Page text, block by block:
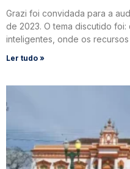
Grazi foi convidada para a
de 2023. O tema discutido
inteligentes, onde os recursos
Ler tudo »